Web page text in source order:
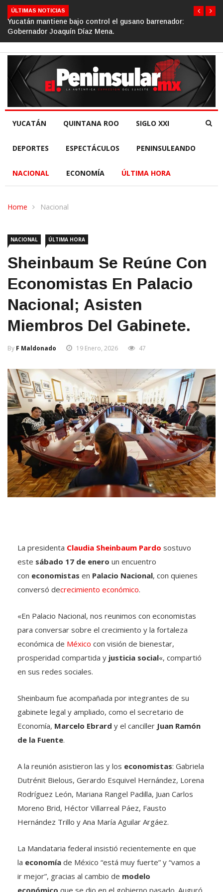
ÚLTIMAS NOTICIAS
el gusano barrenador:
Gino Segura impulsa el
YUCATÁN QUINTANA ROO SIGLO XXI
DEPORTES ESPECTÁCULOS PENINSULEANDO
NACIONAL ECONOMÍA ÚLTIMA HORA
Home Nacional
NACIONAL ÚLTIMA HORA
Sheinbaum Se Reúne Con
Economistas En Palacio
Nacional; Asisten
Miembros Del Gabinete.
By F Maldonado 19 Enero, 2026 47
La presidenta Claudia Sheinbaum Pardo sostuvo
este sábado 17 de enero un encuentro
con economistas en Palacio Nacional, con quienes
conversó decrecimiento económico.
«En Palacio Nacional, nos reunimos con economistas
para conversar sobre el crecimiento y la fortaleza
económica de México con visión de bienestar,
prosperidad compartida y justicia social«, compartió
en sus redes sociales.
Sheinbaum fue acompañada por integrantes de su
gabinete legal y ampliado, como el secretario de
Economía, Marcelo Ebrard y el canciller Juan Ramón
de la Fuente.
A la reunión asistieron las y los economistas: Gabriela
Dutrénit Bielous, Gerardo Esquivel Hernández, Lorena
Rodríguez León, Mariana Rangel Padilla, Juan Carlos
Moreno Brid, Héctor Villarreal Páez, Fausto
Hernández Trillo y Ana María Aguilar Argáez.
La Mandataria federal insistió recientemente en que
la economía de México “está muy fuerte” y “vamos a
ir mejor”, gracias al cambio de modelo